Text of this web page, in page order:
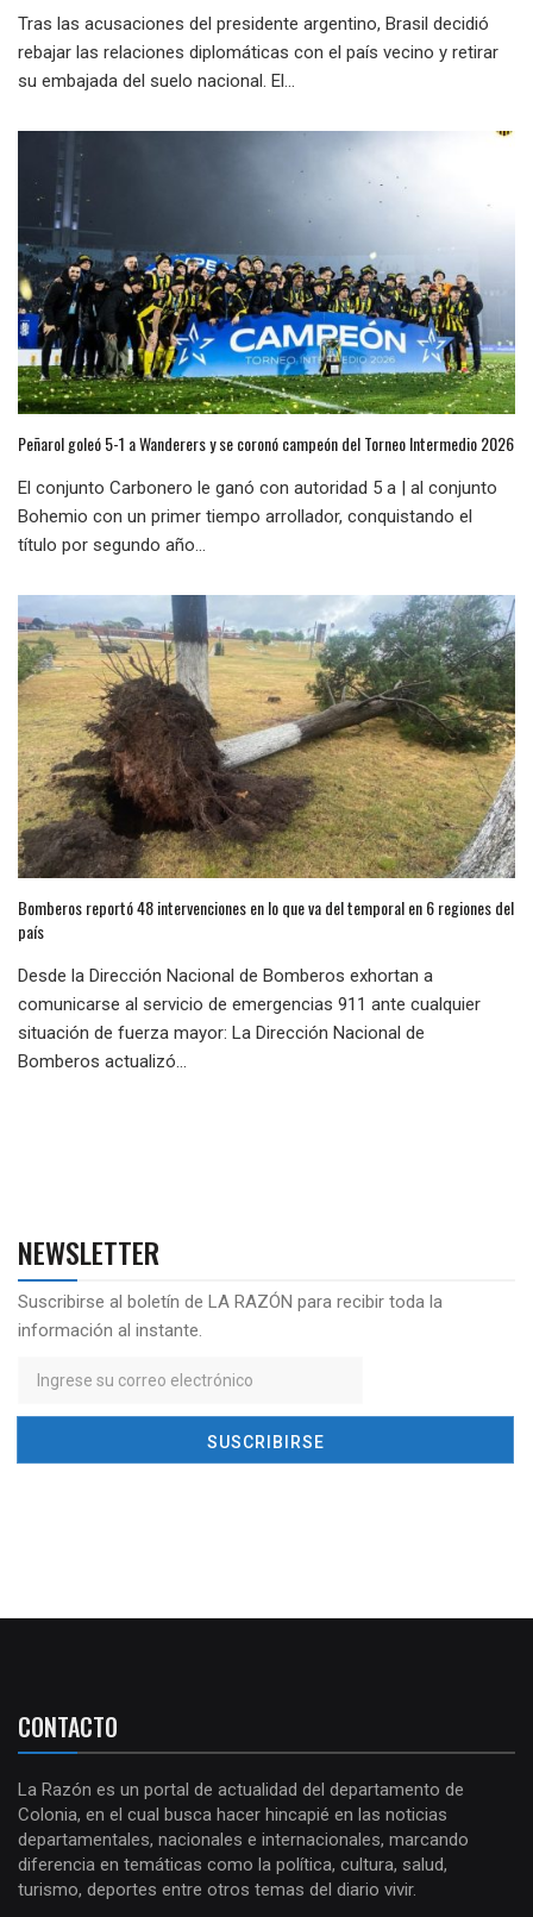
Tras las acusaciones del presidente argentino, Brasil decidió
rebajar las relaciones diplomáticas con el país vecino y retirar
su embajada del suelo nacional. El...
Peñarol goleó 5-1 a Wanderers y se coronó campeón del Torneo Intermedio 2026
El conjunto Carbonero le ganó con autoridad 5 a | al conjunto
Bohemio con un primer tiempo arrollador, conquistando el
título por segundo año...
Bomberos reportó 48 intervenciones en lo que va del temporal en 6 regiones del
país
Desde la Dirección Nacional de Bomberos exhortan a
comunicarse al servicio de emergencias 911 ante cualquier
situación de fuerza mayor: La Dirección Nacional de
Bomberos actualizó...
NEWSLETTER
Suscribirse al boletín de LA RAZÓN para recibir toda la
información al instante.
CONTACTO
La Razón es un portal de actualidad del departamento de
Colonia, en el cual busca hacer hincapié en las noticias
departamentales, nacionales e internacionales, marcando
diferencia en temáticas como la política, cultura, salud,
turismo, deportes entre otros temas del diario vivir.